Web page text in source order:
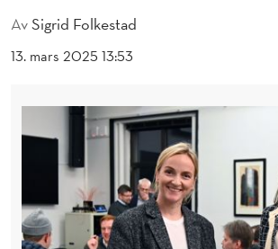
S
H
W
AvSigrid Folkestad
13. mars 2025 13:53